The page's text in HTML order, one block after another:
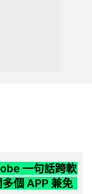
一句話跨軟
個 APP 兼免